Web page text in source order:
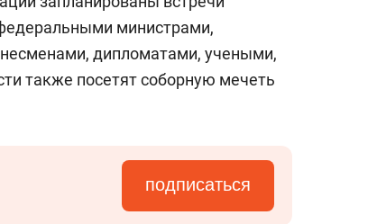
министрами,
дипломатами, учеными,
также посетят соборную мечеть
подписаться